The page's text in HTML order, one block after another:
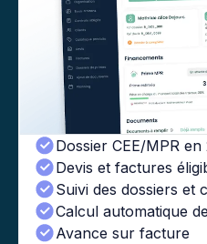
Dossier CEE/MPR
Devis et factures
Suivi des dossiers et
Calcul automatique
Avance sur facture